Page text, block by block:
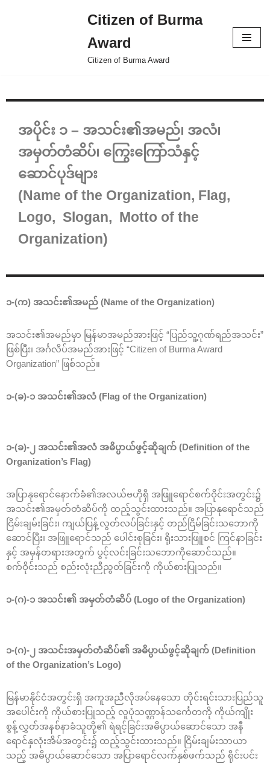
Citizen of Burma
Award
Citizen of Burma Award
အပိုင်း ၁ – အသင်း၏အမည်၊ အလံ၊
အမှတ်တံဆိပ်၊ ကြွေးကြော်သံနှင့်
ဆောင်ပုဒ်များ
(Name of the Organization, Flag,
Logo, Slogan, Motto of the
Organization)
၁-(က) အသင်း၏အမည် (Name of the Organization)
အသင်း၏အမည်မှာ မြန်မာအမည်အားဖြင့် “ပြည်သူ့ဂုဏ်ရည်အသင်း”
ဖြစ်ပြီး၊ အင်္ဂလိပ်အမည်အားဖြင့် “Citizen of Burma Award
Organization” ဖြစ်သည်။
၁-(ခ)-၁ အသင်း၏အလံ (Flag of the Organization)
၁-(ခ)-၂ အသင်း၏အလံ အဓိပ္ပာယ်ဖွင့်ဆိုချက် (Definition of the
Organization’s Flag)
အပြာနုရောင်နောက်ခံ၏အလယ်ဗဟိုရှိ အဖြူရောင်စက်ဝိုင်းအတွင်း၌
အသင်း၏အမှတ်တံဆိပ်ကို ထည့်သွင်းထားသည်။ အပြာနုရောင်သည်
ငြိမ်းချမ်းခြင်း၊ ကျယ်ပြန့်လွတ်လပ်ခြင်းနှင့် တည်ငြိမ်ခြင်းသဘောကို
ဆောင်ပြီး၊ အဖြူရောင်သည် ပေါင်းစုခြင်း၊ ရိုးသားဖြူစင် ကြင်နာခြင်း
နှင့် အမှန်တရားအတွက် ပွင့်လင်းခြင်းသဘောကိုဆောင်သည်။
စက်ဝိုင်းသည် စည်းလုံးညီညွတ်ခြင်းကို ကိုယ်စားပြုသည်။
၁-(ဂ)-၁ အသင်း၏ အမှတ်တံဆိပ် (Logo of the Organization)
၁-(ဂ)-၂ အသင်းအမှတ်တံဆိပ်၏ အဓိပ္ပာယ်ဖွင့်ဆိုချက် (Definition
of the Organization’s Logo)
မြန်မာနိုင်ငံအတွင်းရှိ အကူအညီလိုအပ်နေသော တိုင်းရင်းသားပြည်သူ
အပေါင်းကို ကိုယ်စားပြုသည့် လူပုံသဏ္ဌာန်သင်္ကေတကို ကိုယ်ကျိုး
စွန့်လွှတ်အနစ်နာခံသူတို့၏ ရဲရင့်ခြင်းအဓိပ္ပာယ်ဆောင်သော အနီ
ရောင်နှလုံးအိမ်အတွင်း၌ ထည့်သွင်းထားသည်။ ငြိမ်းချမ်းသာယာ
သည့် အဓိပ္ပာယ်ဆောင်သော အပြာရောင်လက်နှစ်ဖက်သည် ရိုင်းပင်း